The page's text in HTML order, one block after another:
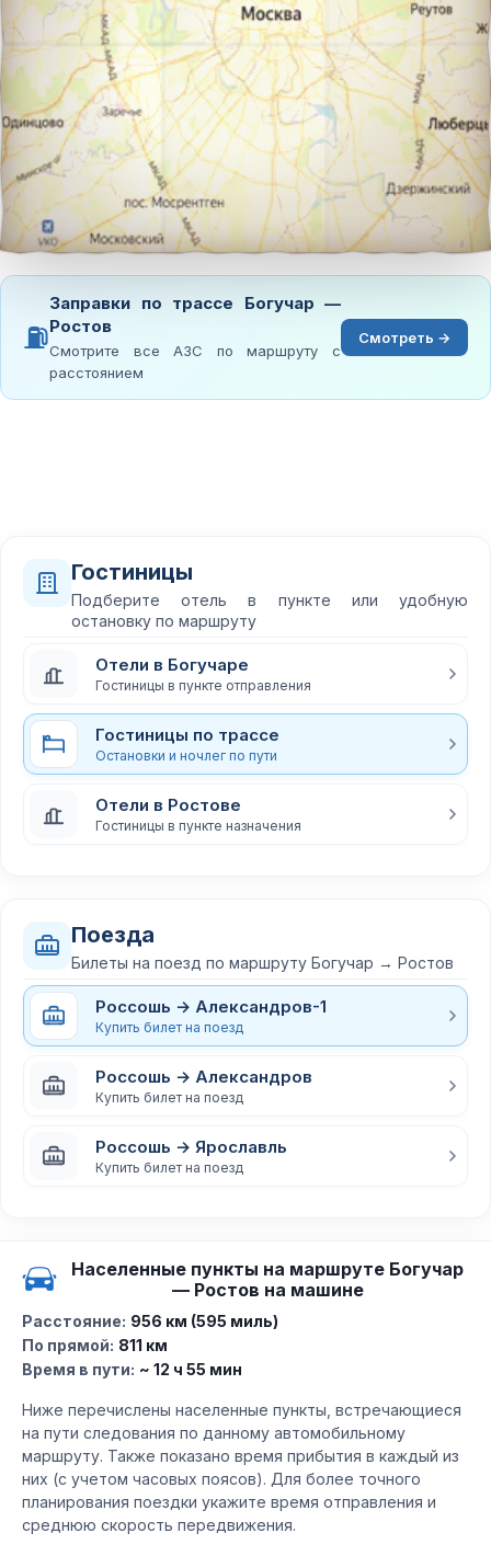
⛽
Заправки по трассе Богучар —
Ростов
Смотрите все АЗС по маршруту с
расстоянием
Смотреть →
Гостиницы
Подберите отель в пункте или удобную
остановку по маршруту
Отели в Богучаре
Гостиницы в пункте отправления
Гостиницы по трассе
Остановки и ночлег по пути
Отели в Ростове
Гостиницы в пункте назначения
Поезда
Билеты на поезд по маршруту Богучар → Ростов
Россошь → Александров-1
Купить билет на поезд
Россошь → Александров
Купить билет на поезд
Россошь → Ярославль
Купить билет на поезд
Населенные пункты на маршруте Богучар
— Ростов на машине
Расстояние: 956 км (595 миль)
По прямой: 811 км
Время в пути: ~ 12 ч 55 мин
Ниже перечислены населенные пункты, встречающиеся
на пути следования по данному автомобильному
маршруту. Также показано время прибытия в каждый из
них (с учетом часовых поясов). Для более точного
планирования поездки укажите время отправления и
среднюю скорость передвижения.